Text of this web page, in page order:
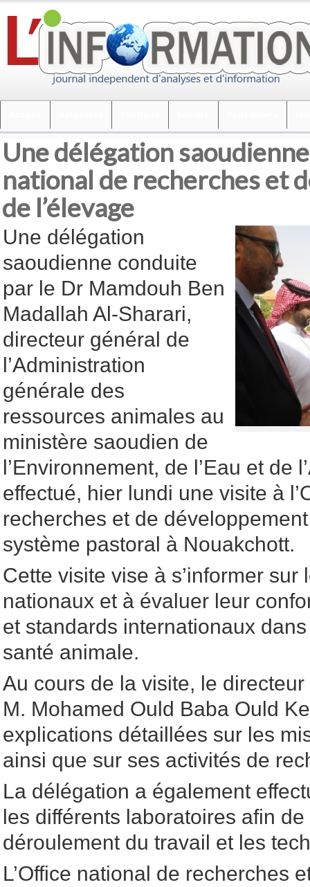
Une délégation
national de recherches et
de l’élevage
Une délégation
saoudienne conduite
par le Dr Mamdouh Ben
Madallah Al-Sharari,
directeur général de
l’Administration
générale des
ressources animales au
ministère saoudien de
l’Environnement, de l’Eau et de
effectué, hier lundi une visite à
recherches et de
système pastoral à Nouakchott.
Cette visite vise à s’informer sur
nationaux et à évaluer leur
et standards internationaux
santé animale.
Au cours de la visite, le directeur
M. Mohamed Ould Baba Ould
explications détaillées sur les
ainsi que sur ses activités de
La délégation a également
les différents laboratoires afin de
déroulement du travail et les
L’Office national de recherches